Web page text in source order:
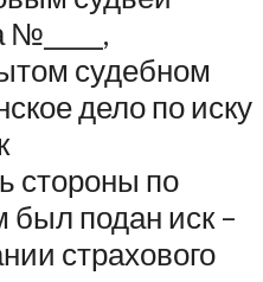
судебном
дело по иску
стороны по
был подан иск –
страхового